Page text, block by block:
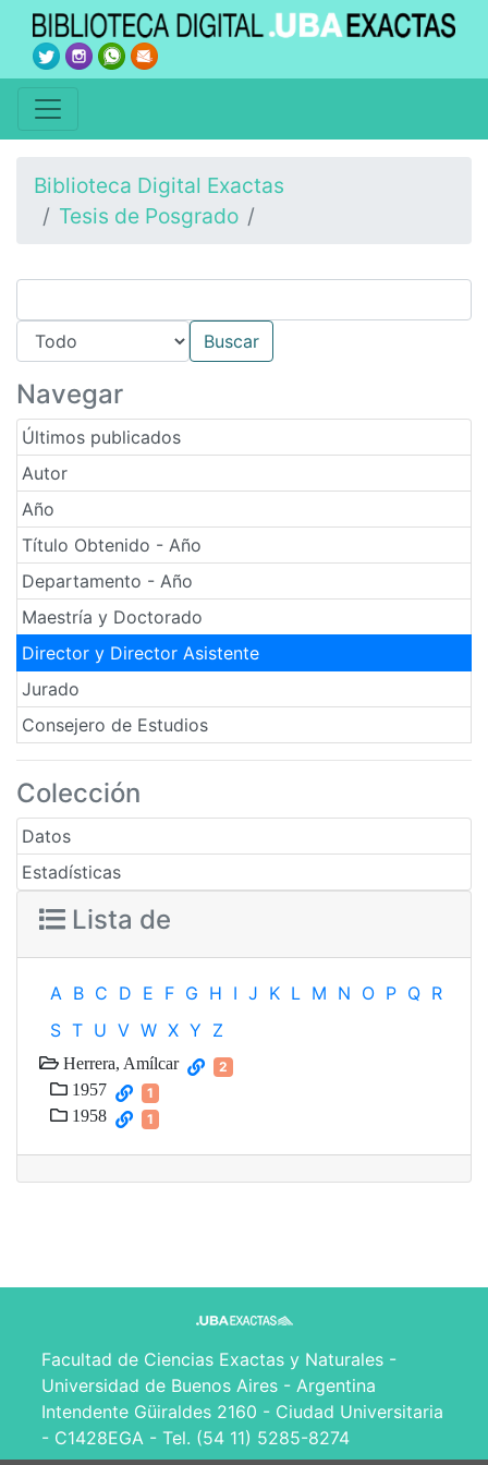
Biblioteca Digital Exactas
Tesis de Posgrado
Navegar
Últimos publicados
Autor
Año
Título Obtenido - Año
Departamento - Año
Maestría y Doctorado
Director y Director Asistente
Jurado
Consejero de Estudios
Colección
Datos
Estadísticas
Lista de
A B C D E F G H I J K L M N O P Q R
S T U V W X Y Z
Herrera, Amílcar 2
1957 1
1958 1
Facultad de Ciencias Exactas y Naturales -
Universidad de Buenos Aires - Argentina
Intendente Güiraldes 2160 - Ciudad Universitaria
- C1428EGA - Tel. (54 11) 5285-8274